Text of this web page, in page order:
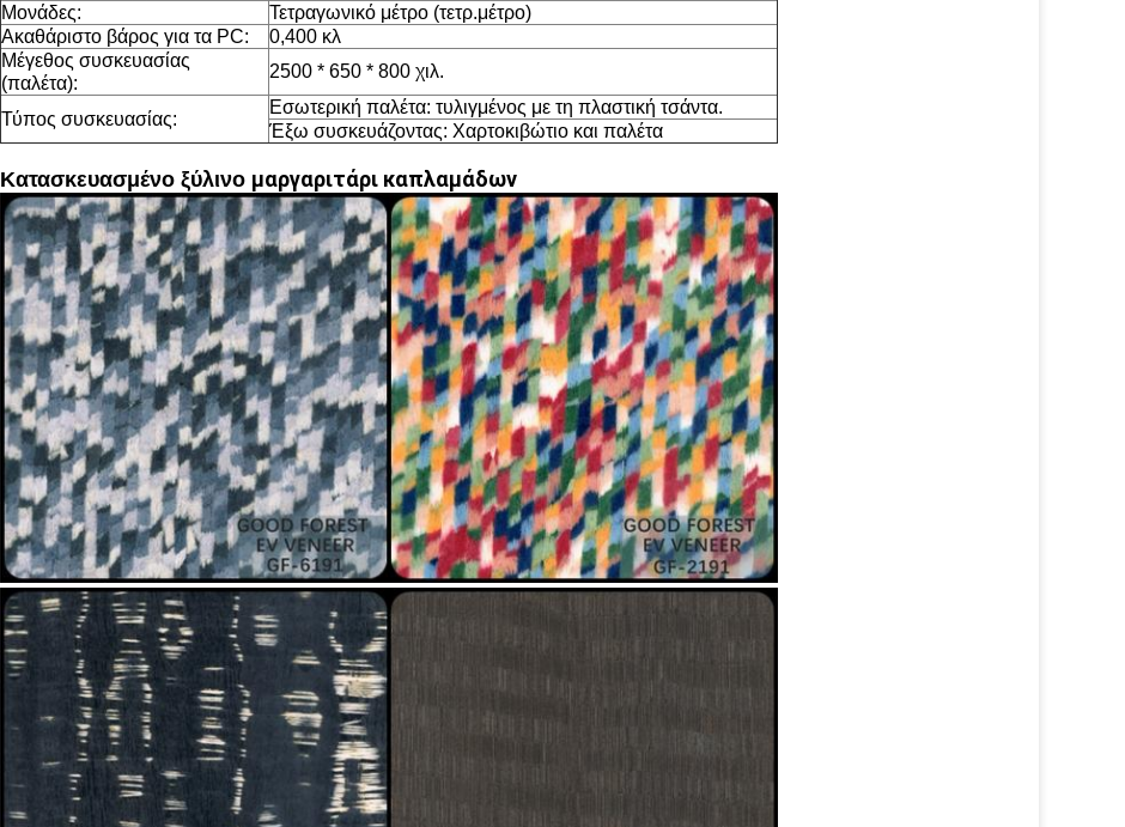
Μονάδες:
Τετραγωνικό μέτρο (τετρ.μέτρο)
Ακαθάριστο βάρος για τα PC:
0,400 κλ
Μέγεθος συσκευασίας
(παλέτα):
2500 * 650 * 800 χιλ.
Τύπος συσκευασίας:
Εσωτερική παλέτα: τυλιγμένος με τη πλαστική τσάντα.
Έξω συσκευάζοντας: Χαρτοκιβώτιο και παλέτα
Κατασκευασμένο ξύλινο μαργαριτάρι καπλαμάδων